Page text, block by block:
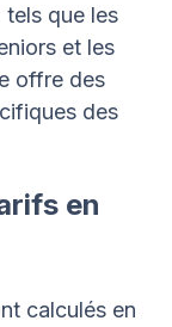
que les
et les
offre des
des
en
calculés en